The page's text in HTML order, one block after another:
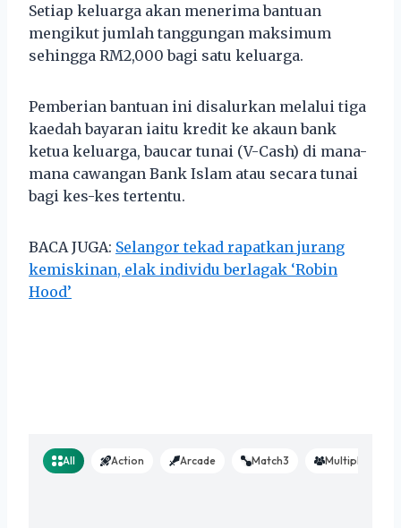
Setiap keluarga akan menerima bantuan
mengikut jumlah tanggungan maksimum
sehingga RM2,000 bagi satu keluarga.
Pemberian bantuan ini disalurkan melalui tiga
kaedah bayaran iaitu kredit ke akaun bank
ketua keluarga, baucar tunai (V-Cash) di mana-
mana cawangan Bank Islam atau secara tunai
bagi kes-kes tertentu.
BACA JUGA: Selangor tekad rapatkan jurang
kemiskinan, elak individu berlagak ‘Robin
Hood’